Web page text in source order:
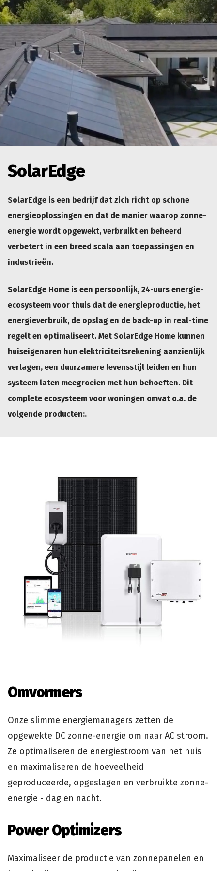
SolarEdge
SolarEdge is een bedrijf dat zich richt op schone
energieoplossingen en dat de manier waarop zonne-
energie wordt opgewekt, verbruikt en beheerd
verbetert in een breed scala aan toepassingen en
industrieën.
SolarEdge Home is een persoonlijk, 24-uurs energie-
ecosysteem voor thuis dat de energieproductie, het
energieverbruik, de opslag en de back-up in real-time
regelt en optimaliseert. Met SolarEdge Home kunnen
huiseigenaren hun elektriciteitsrekening aanzienlijk
verlagen, een duurzamere levensstijl leiden en hun
systeem laten meegroeien met hun behoeften. Dit
complete ecosysteem voor woningen omvat o.a. de
volgende producten:.
Omvormers
Onze slimme energiemanagers zetten de
opgewekte DC zonne-energie om naar AC stroom.
Ze optimaliseren de energiestroom van het huis
en maximaliseren de hoeveelheid
geproduceerde, opgeslagen en verbruikte zonne-
energie - dag en nacht.
Power Optimizers
Maximaliseer de productie van zonnepanelen en